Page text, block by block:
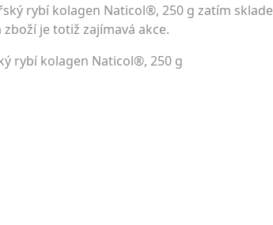
rybí kolagen Naticol®, 250 g zatím
je totiž zajímavá akce.
rybí kolagen Naticol®, 250 g